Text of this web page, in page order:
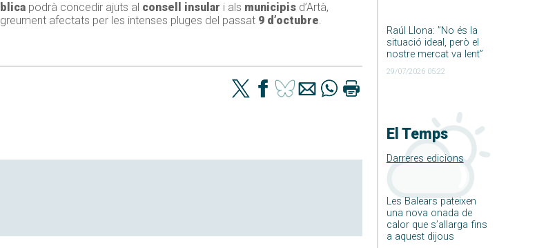
Raúl Llona: ”No és la
situació ideal, però el
nostre mercat va lent”
29/07/2026 05:22
El Temps
Darreres edicions
Les Balears pateixen
una nova onada de
calor que s’allarga fins
a aquest dijous
podrà concedir ajuts al consell insular i als municipis d’Artà,
afectats per les intenses pluges del passat 9 d’octubre.